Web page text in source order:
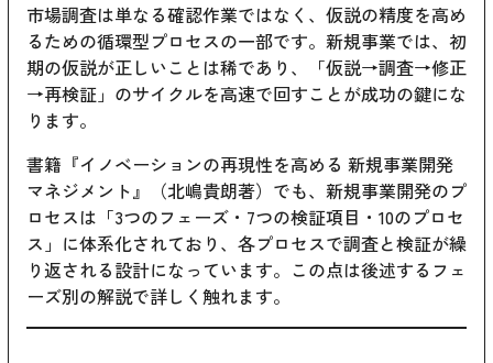
市場調査は単なる確認作業ではなく、仮説の精度を高め
るための循環型プロセスの一部です。新規事業では、初
期の仮説が正しいことは稀であり、「仮説→調査→修正
→再検証」のサイクルを高速で回すことが成功の鍵にな
ります。
書籍『イノベーションの再現性を高める 新規事業開発
マネジメント』（北嶋貴朗著）でも、新規事業開発のプ
ロセスは「3つのフェーズ・7つの検証項目・10のプロセ
ス」に体系化されており、各プロセスで調査と検証が繰
り返される設計になっています。この点は後述するフェ
ーズ別の解説で詳しく触れます。